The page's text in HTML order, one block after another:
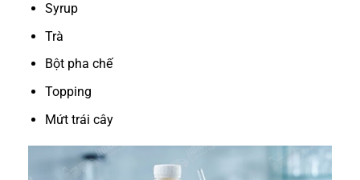
Syrup
Trà
Bột pha chế
Topping
Mứt trái cây